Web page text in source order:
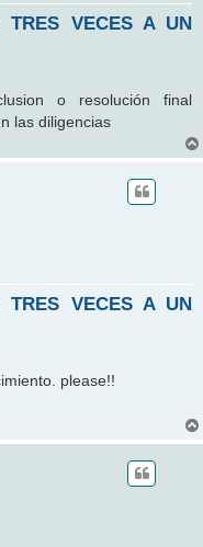
TRES VECES A UN
o resolución final
las diligencias
TRES VECES A UN
please!!